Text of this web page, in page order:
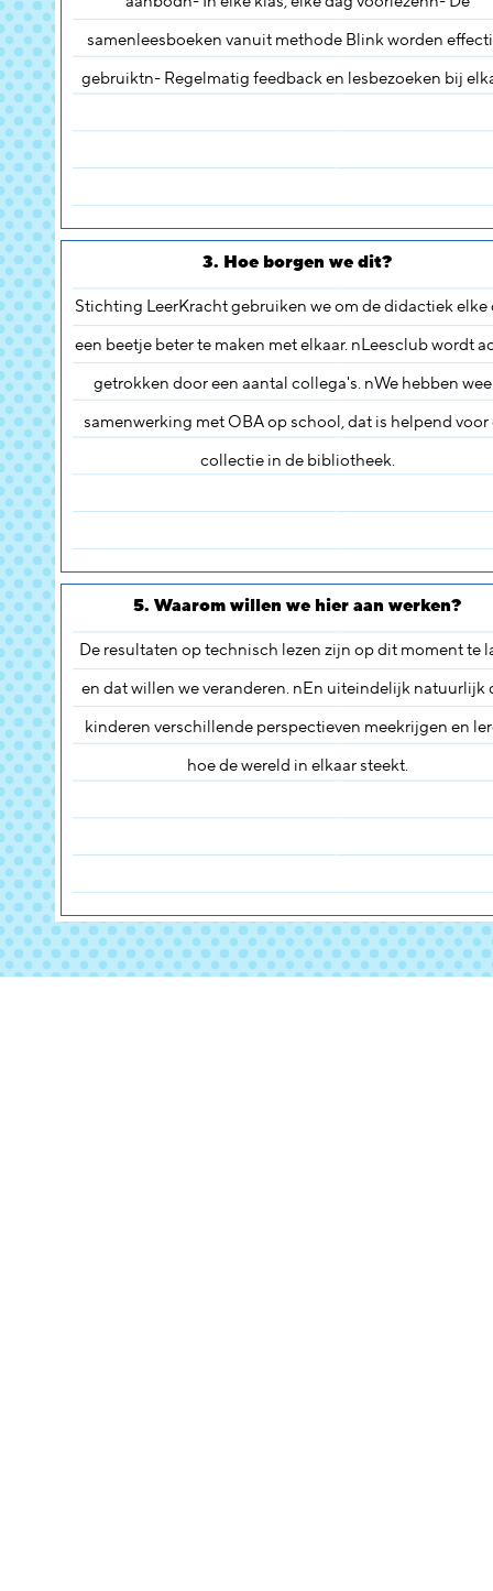
samenleesboeken vanuit methode Blink worden
gebruiktn- Regelmatig feedback en lesbezoeken bij
3. Hoe borgen we dit?
Stichting LeerKracht gebruiken we om de didactiek elke
een beetje beter te maken met elkaar. nLeesclub wordt
getrokken door een aantal collega's. nWe hebben
samenwerking met OBA op school, dat is helpend voor
collectie in de bibliotheek.
5. Waarom willen we hier aan werken?
De resultaten op technisch lezen zijn op dit moment te
en dat willen we veranderen. nEn uiteindelijk natuurlijk
kinderen verschillende perspectieven meekrijgen en
hoe de wereld in elkaar steekt.